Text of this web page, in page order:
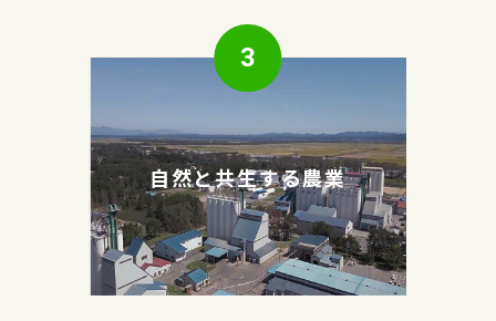
3
自然と共生する農業